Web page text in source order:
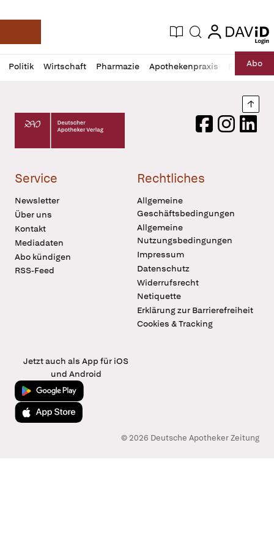
Deutsche Apotheker Zeitung
Aktuelle Ausgabe
Suche login
login
Politik Wirtschaft Pharmazie Apothekenpraxis RechtAbo
Profil
öffnen
Daz
Pur
Deutscher Apotheker Verlag Logo
FacebookInstagram
Service
Newsletter
Über uns
Kontakt
Mediadaten
Abo kündigen
RSS-Feed
Rechtliches
Allgemeine
Geschäftsbedingungen
Allgemeine
Nutzungsbedingungen
Impressum
Datenschutz
Widerrufsrecht
Netiquette
Erklärung zur Barrierefreiheit
Cookies & Tracking
Jetzt auch als App für iOS
und Android
Jetzt bei Google Play
Laden im App Store
© 2026 Deutsche Apotheker Zeitung